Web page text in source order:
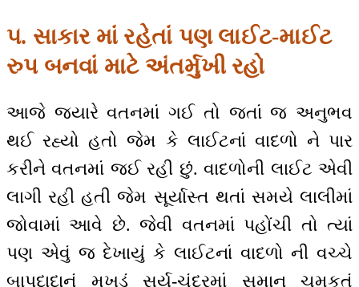
૫. સાકાર માં રહેતાં પણ લાઈટ-માઈટ
રુપ બનવાં માટે અંતર્મુખી રહો
આજે જ્યારે વતનમાં ગઈ તો જતાં જ અનુભવ
થઈ રહ્યો હતો જેમ કે લાઈટનાં વાદળો ને પાર
કરીને વતનમાં જઈ રહી છું. વાદળોની લાઈટ એવી
લાગી રહી હતી જેમ સૂર્યાસ્ત થતાં સમયે લાલીમાં
જોવામાં આવે છે. જેવી વતનમાં પહોંચી તો ત્યાં
પણ એવું જ દેખાયું કે લાઈટનાં વાદળો ની વચ્ચે
બાપદાદાનું મુખડું સૂર્ય-ચંદ્રમાં સમાન ચમકતું